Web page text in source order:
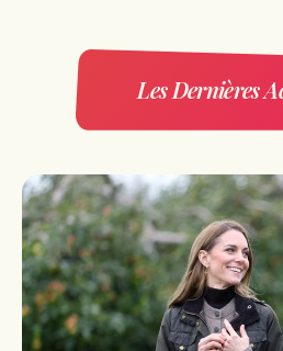
Les Dernières